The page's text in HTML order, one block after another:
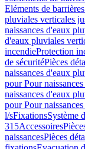
Eléments de
pluviales verticales
naissances d'eaux
d'eaux pluviales
incendieProtection
de sécuritéPièces
naissances d'eaux
pour Pour
naissances d'eaux
pour Pour
l/sFixationsSystème
315Accessoires
naissancesPièces